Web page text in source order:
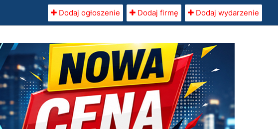
Dodaj ogłoszenie Dodaj firmę Dodaj wydarzenie